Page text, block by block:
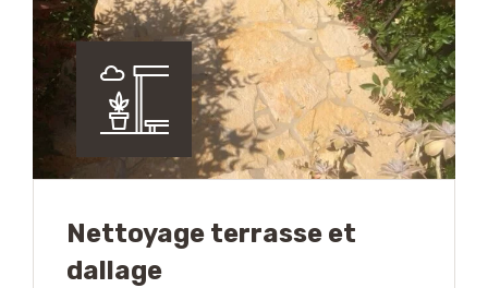
Nettoyage terrasse et
dallage